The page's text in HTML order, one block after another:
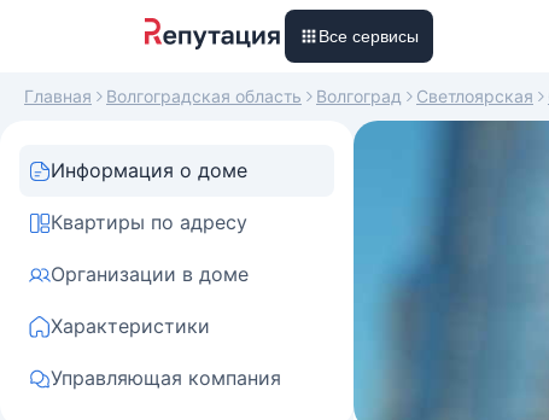
Все сервисы
Главная Волгоградская область Волгоград Светлоярская
Информация о доме
Квартиры по адресу
Организации в доме
Характеристики
Управляющая компания